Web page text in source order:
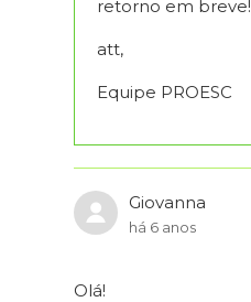
retorno em breve!
att,
Equipe PROESC
Giovanna
há 6 anos
Olá!